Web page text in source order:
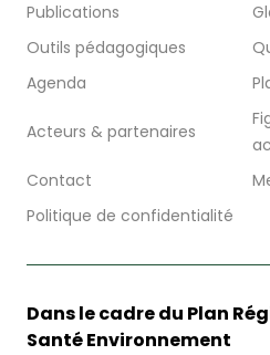
Publications
Outils pédagogiques
Agenda
Acteurs & partenaires
Contact
Politique de confidentialité
Dans le cadre du Plan
Santé Environnement